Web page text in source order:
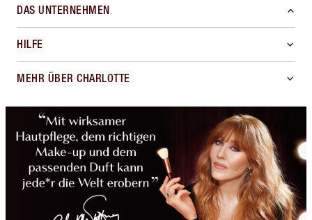
DAS UNTERNEHMEN
HILFE
MEHR ÜBER CHARLOTTE